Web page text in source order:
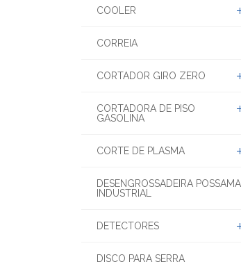
COMPRESSORES
ODONTOLOGICOS
COOLER
CORREIA
CORTADOR GIRO ZERO
CORTADORA DE PISO
GASOLINA
CORTE DE PLASMA
DESENGROSSADEIRA POSSAMAI
INDUSTRIAL
DETECTORES